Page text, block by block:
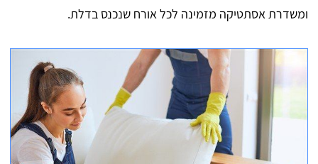
ומשדרת אסתטיקה מזמינה לכל אורח שנכנס בדלת.